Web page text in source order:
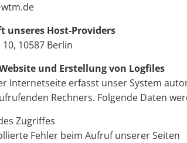
unseres Host-Providers
10587 Berlin
und Erstellung von Logfiles
Internetseite erfasst unser System
Rechners. Folgende Daten
Zugriffes
Fehler beim Aufruf unserer Seiten